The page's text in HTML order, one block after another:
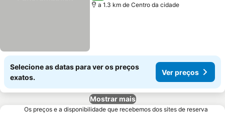
a 1.3 km de Centro da cidade
Selecione as datas para ver os preços
exatos.
Ver preços
Mostrar mais
Os preços e a disponibilidade que recebemos dos sites de reserva